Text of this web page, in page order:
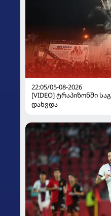
22:05/05-08-2026
[VIDEO] ტრაპიზონში
დახვდა